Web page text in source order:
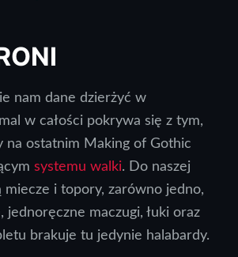
nam dane dzierżyć w
w całości pokrywa się z tym,
na ostatnim Making of Gothic
systemu walki. Do naszej
miecze i topory, zarówno jedno,
jednoręczne maczugi, łuki oraz
brakuje tu jedynie halabardy.